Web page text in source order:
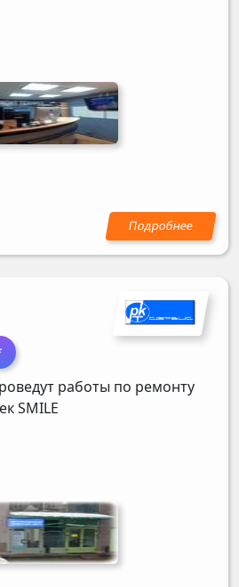
работы по ремонту
SMILE